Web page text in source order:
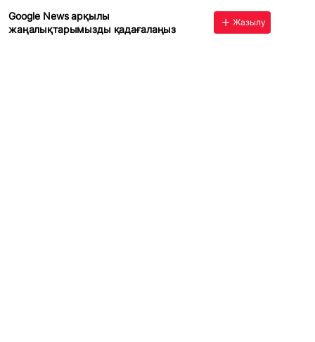
Google News арқылы
жаңалықтарымызды қадағалаңыз
Жазылу